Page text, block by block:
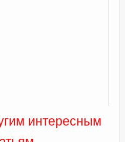
интересным